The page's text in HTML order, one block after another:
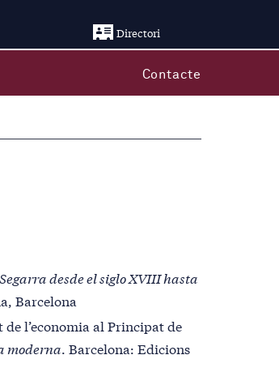
Directori
Contacte
desde el siglo XVIII hasta
Barcelona
l’economia al Principat de
moderna . Barcelona: Edicions